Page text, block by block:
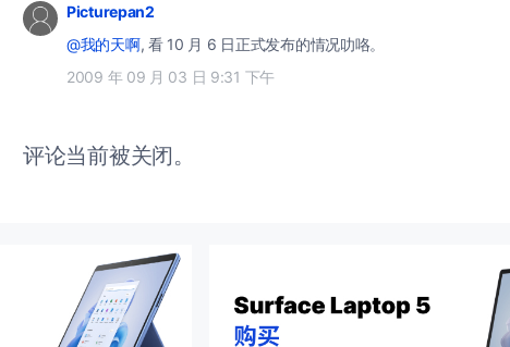
Picturepan2
@我的天啊, 看 10 月 6 日正式发布的情况叻咯。
2009 年 09 月 03 日 9:31 下午
评论当前被关闭。